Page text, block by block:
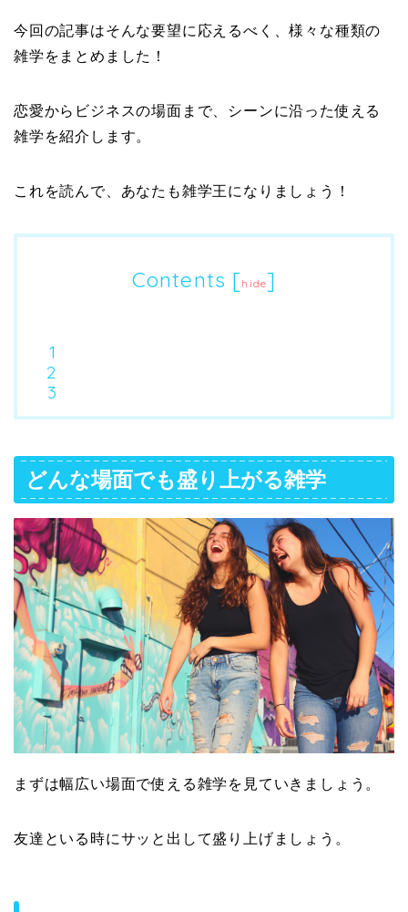
今回の記事はそんな要望に応えるべく、様々な種類の
雑学をまとめました！
恋愛からビジネスの場面まで、シーンに沿った使える
雑学を紹介します。
これを読んで、あなたも雑学王になりましょう！
Contents [hide]
どんな場面でも盛り上がる雑学
まずは幅広い場面で使える雑学を見ていきましょう。
友達といる時にサッと出して盛り上げましょう。